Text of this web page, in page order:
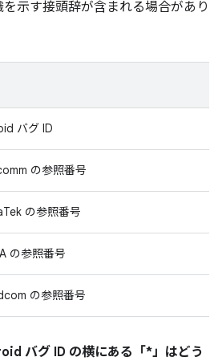
示す接頭辞が含まれる場合があり
バグ ID
の参照番号
の参照番号
の参照番号
の参照番号
バグ ID の横にある「*」はどう